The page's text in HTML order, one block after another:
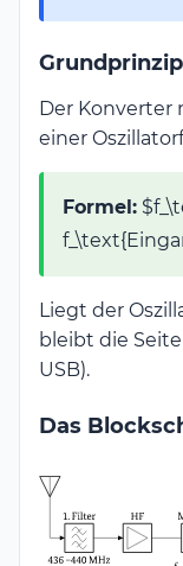
Der Konverter
einer
Formel:
Liegt der
bleibt die
USB).
Das